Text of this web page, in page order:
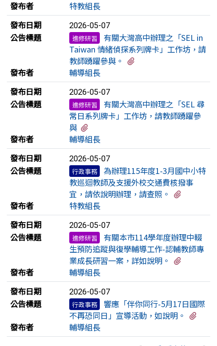
發布者
特教組長
發布日期
2026-05-07
公告標題 進修研習
有關大灣高中辦理之「SEL in
Taiwan 情緒偵探系列牌卡」工作坊，請
教師踴躍參與。
發布者
輔導組長
發布日期
2026-05-07
公告標題 進修研習
有關大灣高中辦理之「SEL 尋
常日系列牌卡」工作坊，請教師踴躍參
與
發布者
輔導組長
發布日期
2026-05-07
公告標題 行政事務
為辦理115年度1-3月國中小特
教巡迴教師及支援外校交通費核撥事
宜，請依說明辦理，請查照。
發布者
特教組長
發布日期
2026-05-07
公告標題 進修研習
有關本市114學年度辦理中輟
生預防追蹤與復學輔導工作-認輔教師專
業成長研習一案，詳如說明。
發布者
輔導組長
發布日期
2026-05-07
公告標題 行政事務
響應「伴你同行-5月17日國際
不再恐同日」宣導活動，如說明。
發布者
輔導組長